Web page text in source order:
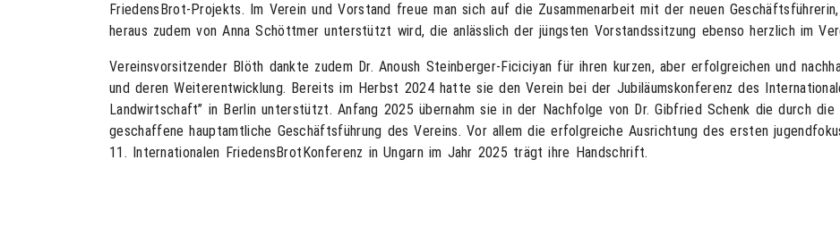
FriedensBrot-Projekts. Im Verein und Vorstand freue man sich auf die Zusammenarbeit mit der neuen
heraus zudem von Anna Schöttmer unterstützt wird, die anlässlich der jüngsten Vorstandssitzung ebenso herzlich im
Vereinsvorsitzender Blöth dankte zudem Dr. Anoush Steinberger-Ficiciyan für ihren kurzen, aber erfolgreichen und
und deren Weiterentwicklung. Bereits im Herbst 2024 hatte sie den Verein bei der Jubiläumskonferenz des
Landwirtschaft” in Berlin unterstützt. Anfang 2025 übernahm sie in der Nachfolge von Dr. Gibfried Schenk die durch
geschaffene hauptamtliche Geschäftsführung des Vereins. Vor allem die erfolgreiche Ausrichtung des ersten
11. Internationalen FriedensBrotKonferenz in Ungarn im Jahr 2025 trägt ihre Handschrift.